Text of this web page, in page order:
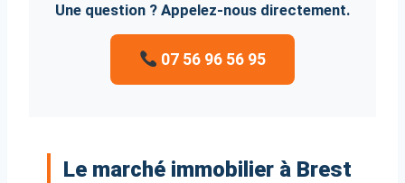
Une question ? Appelez-nous directement.
07 56 96 56 95
Le marché immobilier à Brest